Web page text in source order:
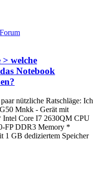
welche
Notebook
nützliche Ratschläge: Ich
Mnkk - Gerät mit
Intel Core I7 2630QM CPU
FP DDR3 Memory *
GB dediziertem Speicher